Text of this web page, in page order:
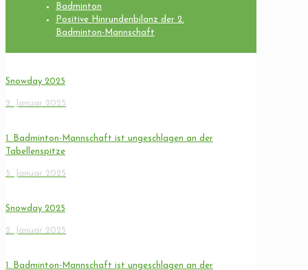
Badminton
Positive Hinrundenbilanz der 2.
Badminton-Mannschaft
Snowday 2025
2. Januar 2025
1. Badminton-Mannschaft ist ungeschlagen an der
Tabellenspitze
5. Januar 2025
Snowday 2025
2. Januar 2025
1. Badminton-Mannschaft ist ungeschlagen an der